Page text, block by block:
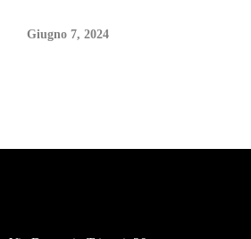
Giugno 7, 2024